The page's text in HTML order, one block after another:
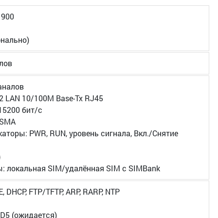
LAN 10/100M Base-Tx RJ45
бит/с
PWR, RUN, уровень сигнала, Вкл./Снятие
локальная SIM/удалённая SIM с SIMBank
DHCP, FTP/TFTP, ARP, RARP, NTP
(ожидается)